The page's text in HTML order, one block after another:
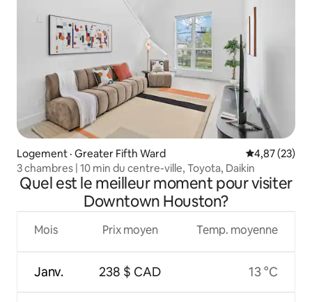
Logement · Greater Fifth Ward Note
4,87 (23)
3 chambres | 10 min du centre-ville, Toyota, Daikin
Quel est le meilleur moment pour visiter
Downtown Houston?
Mois
Janv.
Prix moyen
238 $ CAD
Temp. moyenne
13 °C